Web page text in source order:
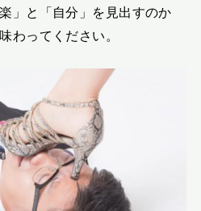
」と「自分」を見出すのか
ってください。